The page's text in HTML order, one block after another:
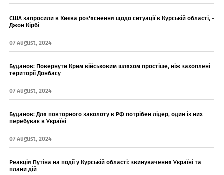
США запросили в Києва роз'яснення щодо ситуації в Курській області, -
Джон Кірбі
07 August, 2024
Буданов: Повернути Крим військовим шляхом простіше, ніж захоплені
території Донбасу
07 August, 2024
Буданов: Для повторного заколоту в РФ потрібен лідер, один із них
перебуває в Україні
07 August, 2024
Реакція Путіна на події у Курській області: звинувачення Україні та
плани дій